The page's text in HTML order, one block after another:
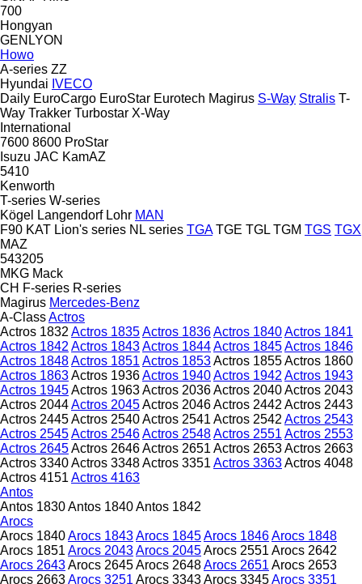
700
Hongyan
GENLYON
Howo
A-series ZZ
Hyundai IVECO
Daily EuroCargo EuroStar Eurotech Magirus S-Way Stralis T-
Way Trakker Turbostar X-Way
International
7600 8600 ProStar
Isuzu JAC KamAZ
5410
Kenworth
T-series W-series
Kögel
Langendorf Lohr MAN
F90 KAT Lion's series NL series TGA TGE TGL TGM TGS TGX
MAZ
543205
MKG Mack
CH F-series R-series
Magirus Mercedes-Benz
A-ClassActros
Actros 1832 Actros 1835Actros 1836Actros 1840Actros 1841
Actros 1842 Actros 1843Actros 1844Actros 1845Actros 1846
Actros 1848Actros 1851 Actros 1853Actros 1855Actros 1860
Actros 1863Actros 1936Actros 1940Actros 1942 Actros 1943
Actros 1945Actros 1963Actros 2036Actros 2040Actros 2043
Actros 2044Actros 2045Actros 2046Actros 2442 Actros 2443
Actros 2445Actros 2540Actros 2541 Actros 2542 Actros 2543
Actros 2545Actros 2546Actros 2548Actros 2551 Actros 2553
Actros 2645Actros 2646Actros 2651 Actros 2653Actros 2663
Actros 3340Actros 3348Actros 3351 Actros 3363Actros 4048
Actros 4151 Actros 4163
Antos
Antos 1830Antos 1840Antos 1842
Arocs
Arocs 1840Arocs 1843Arocs 1845Arocs 1846Arocs 1848
Arocs 1851 Arocs 2043Arocs 2045Arocs 2551 Arocs 2642
Arocs 2643Arocs 2645Arocs 2648Arocs 2651 Arocs 2653
Arocs 2663Arocs 3251 Arocs 3343Arocs 3345Arocs 3351